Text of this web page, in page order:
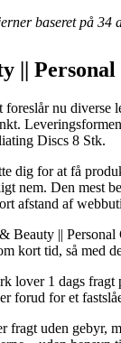
baseret på 34
||
foreslår nu diverse
Discs 8 Stk.
dig for at få
nem. Den mest
afstand af
Beauty ||
kort tid, så med
lover 1 dags
forud for et
fragt uden gebyr,